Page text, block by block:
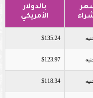
بالدولار
الأمريكي
$135.24
$123.97
$118.34